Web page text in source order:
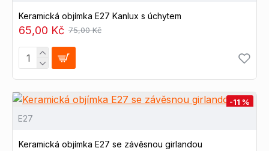
Keramická objímka E27 Kanlux s úchytem
65,00 Kč 75,00 Kč
-11 %
E27
Keramická objímka E27 se závěsnou girlandou